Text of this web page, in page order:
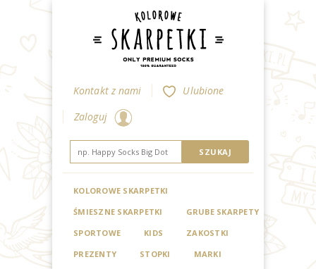
Kontakt z nami
Ulubione
Zaloguj
KOLOROWE SKARPETKI
ŚMIESZNE SKARPETKI
GRUBE SKARPETY
SPORTOWE
KIDS
ZAKOSTKI
PREZENTY
STOPKI
MARKI